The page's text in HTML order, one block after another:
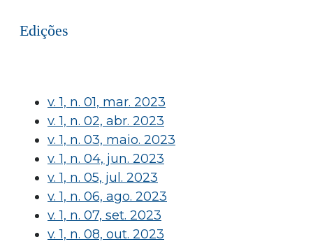
Edições
v. 1, n. 01, mar. 2023
v. 1, n. 02, abr. 2023
v. 1, n. 03, maio. 2023
v. 1, n. 04, jun. 2023
v. 1, n. 05, jul. 2023
v. 1, n. 06, ago. 2023
v. 1, n. 07, set. 2023
v. 1, n. 08, out. 2023